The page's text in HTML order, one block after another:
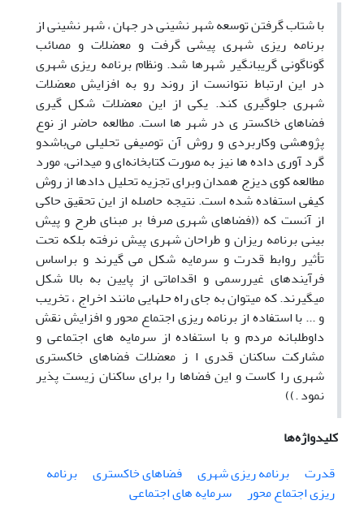
با شتاب گرفتن توسعه شهر نشینی در جهان ، شهر نشینی از
برنامه ریزی شهری پیشی گرفت و معضلات و مصائب
گوناگونی گریبانگیر شهرها شد. ونظام برنامه ریزی شهری
در این ارتباط نتوانست از روند رو به افزایش معضلات
شهری جلوگیری کند. یکی از این معضلات شکل گیری
فضاهای خاکستر ی در شهر ها است. مطالعه حاضر از نوع
پژوهشی وکاربردی و روش آن توصیفی تحلیلی می‌باشدو
گرد آوری داده ها نیز به صورت کتابخانه‌ای و میدانی، مورد
مطالعه کوی دیزج همدان وبرای تجزیه تحلیل دادها از روش
کیفی استفاده شده است. نتیجه حاصله از این تحقیق حاکی
از آنست که ((فضاهای شهری صرفا بر مبنای طرح و پیش
بینی برنامه ریزان و طراحان شهری پیش نرفته بلکه تحت
تأثیر روابط قدرت و سرمایه شکل می گیرند و براساس
فرآیندهای غیررسمی و اقداماتی از پایین به بالا شکل
میگیرند. که میتوان به جای راه حلهایی مانند اخراج ، تخریب
و ... با استفاده از برنامه ریزی اجتماع محور و افزایش نقش
داوطلبانه مردم و با استفاده از سرمایه های اجتماعی و
مشارکت ساکنان قدری ا ز معضلات فضاهای خاکستری
شهری را کاست و این فضاها را برای ساکنان زیست پذیر
نمود .))
کلیدواژه‌ها
قدرت
برنامه ریزی شهری فضاهای خاکستری
برنامه
ریزی اجتماع محور
سرمایه های اجتماعی